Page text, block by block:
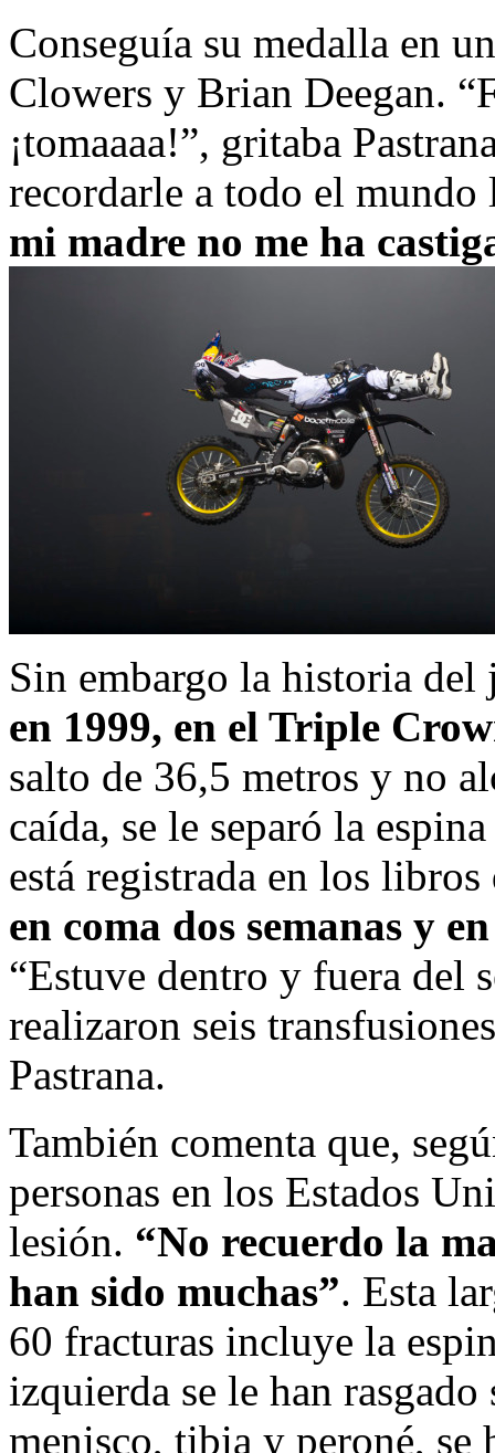
Conseguía su medalla en
Clowers y Brian Deegan.
¡tomaaaa!”, gritaba
recordarle a todo el
mi madre no me ha
Sin embargo la historia del
en 1999, en el Triple
salto de 36,5 metros y no
caída, se le separó la
está registrada en los
en coma dos semanas y
“Estuve dentro y fuera del
realizaron seis
Pastrana.
También comenta que,
personas en los Estados
lesión. “No recuerdo la
han sido muchas”. Esta
60 fracturas incluye la
izquierda se le han
menisco, tibia y peroné, se